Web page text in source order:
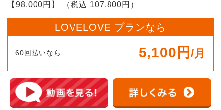
【98,000円】
（税込 107,800円）
LOVELOVE プランなら
60回払いなら 5,100円 /月